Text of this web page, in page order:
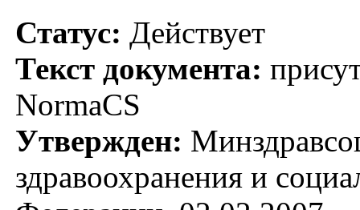
Статус: Действует
Текст документа:
NormaCS
Утвержден:
здравоохранения и